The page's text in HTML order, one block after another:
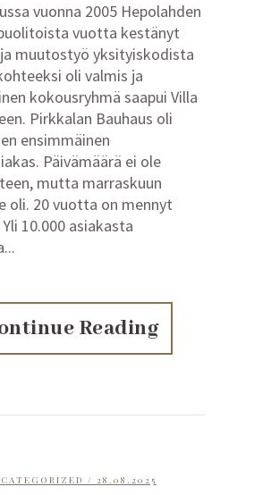
vuonna 2005 Hepolahden
vuotta kestänyt
muutostyö yksityiskodista
oli valmis ja
kokousryhmä saapui Villa
Pirkkalan Bauhaus oli
ensimmäinen
Päivämäärä ei ole
mutta marraskuun
oli. 20 vuotta on mennyt
10.000 asiakasta
Reading
/ 28.08.2025